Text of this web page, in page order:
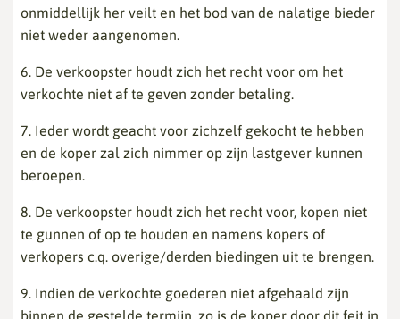
onmiddellijk her veilt en het bod van de nalatige bieder
niet weder aangenomen.
6. De verkoopster houdt zich het recht voor om het
verkochte niet af te geven zonder betaling.
7. Ieder wordt geacht voor zichzelf gekocht te hebben
en de koper zal zich nimmer op zijn lastgever kunnen
beroepen.
8. De verkoopster houdt zich het recht voor, kopen niet
te gunnen of op te houden en namens kopers of
verkopers c.q. overige/derden biedingen uit te brengen.
9. Indien de verkochte goederen niet afgehaald zijn